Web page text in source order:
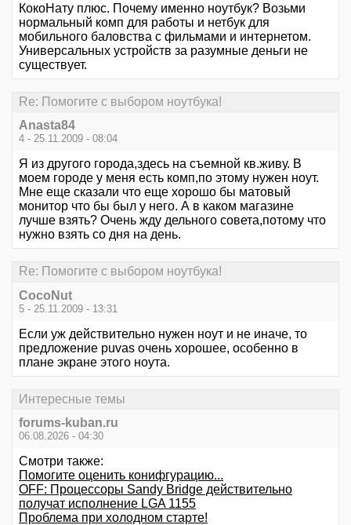
КокоНату плюс. Почему именно ноутбук? Возьми
нормальный комп для работы и нетбук для
мобильного баловства с фильмами и интернетом.
Универсальных устройств за разумные деньги не
существует.
Re: Помогите с выбором ноутбука!
Anasta84
4 - 25.11.2009 - 08:04
Я из другого города,здесь на съемной кв.живу. В
моем городе у меня есть комп,по этому нужен ноут.
Мне еще сказали что еще хорошо бы матовый
монитор что бы был у него. А в каком магазине
лучше взять? Очень жду дельного совета,потому что
нужно взять со дня на день.
Re: Помогите с выбором ноутбука!
CocoNut
5 - 25.11.2009 - 13:31
Если уж действительно нужен ноут и не иначе, то
предложение puvas очень хорошее, особенно в
плане экране этого ноута.
Интересные темы
forums-kuban.ru
06.08.2026 - 04:30
Смотри также:
Помогите оценить конифгурацию...
OFF: Процессоры Sandy Bridge действительно
получат исполнение LGA 1155
Проблема при холодном старте!